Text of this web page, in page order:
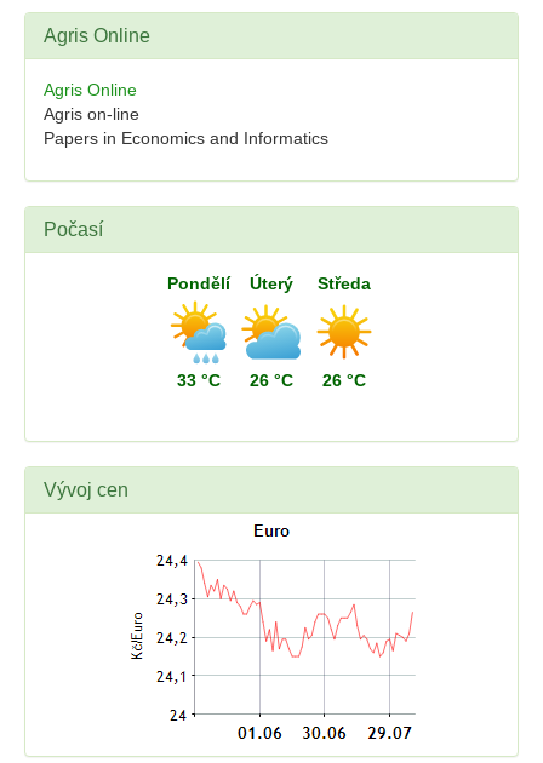
Agris Online
Agris Online
Agris on-line
Papers in Economics and Informatics
Počasí
Pondělí
33 °C
Úterý
26 °C
Středa
26 °C
Vývoj cen